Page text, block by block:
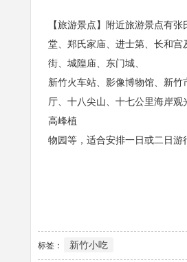
【旅游景点】附近旅游景点有
堂、郑氏家庙、进士第、长和宫
街、城隍庙、东门城、
新竹火车站、影像博物馆、新竹
厅、十八尖山、十七公里海岸观
高峰植
物园等，适合安排一日或二日游
标签： 新竹小吃